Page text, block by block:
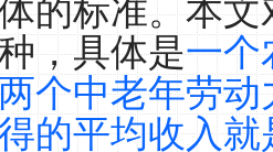
的标准。本文
，具体是一个
个中老年劳
的平均收入